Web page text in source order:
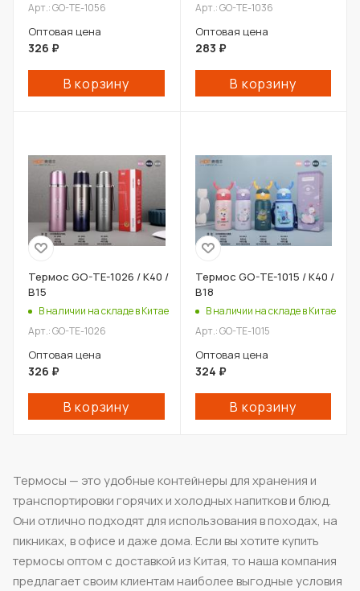
Арт.: GO-TE-1056
Оптовая цена
326 ₽
В корзину
Арт.: GO-TE-1036
Оптовая цена
283 ₽
В корзину
Термос GO-TE-1026 / К40 /
В15
В наличии на складе в Китае
Арт.: GO-TE-1026
Оптовая цена
326 ₽
В корзину
Термос GO-TE-1015 / К40 /
В18
В наличии на складе в Китае
Арт.: GO-TE-1015
Оптовая цена
324 ₽
В корзину
Термосы — это удобные контейнеры для хранения и
транспортировки горячих и холодных напитков и блюд.
Они отлично подходят для использования в походах, на
пикниках, в офисе и даже дома. Если вы хотите купить
термосы оптом с доставкой из Китая, то наша компания
предлагает своим клиентам наиболее выгодные условия